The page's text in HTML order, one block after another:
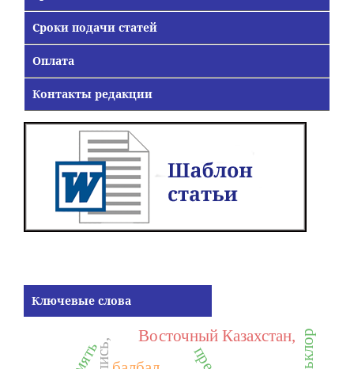
Сроки подачи статей
Оплата
Контакты редакции
Ключевые слова
Восточный Казахстан,